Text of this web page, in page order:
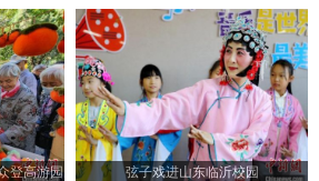
村振兴“金钥匙”
登高游园 弦子戏进山东临沂校园